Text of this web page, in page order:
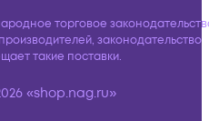
торговое
законодательство
такие поставки.
«shop.nag.ru»